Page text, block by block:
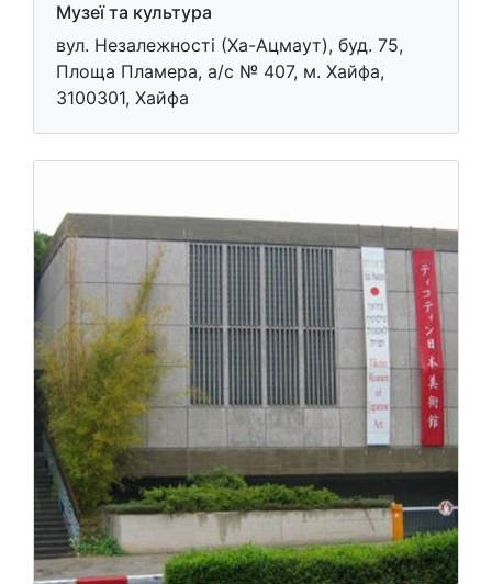
Музеї та культура
вул. Незалежності (Ха-Ацмаут), буд. 75,
Площа Пламера, а/с № 407, м. Хайфа,
3100301, Хайфа